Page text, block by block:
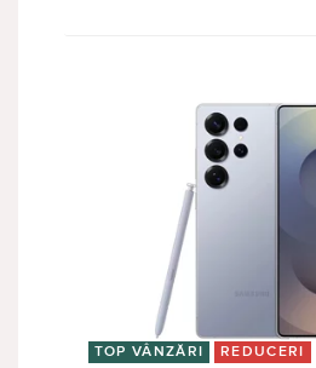
TOP VÂNZĂRI REDUCERI